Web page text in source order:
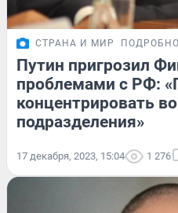
СТРАНА И МИР
Путин пригрозил
проблемами с РФ:
концентрировать
подразделения»
17 декабря, 2023, 15:04 1 276